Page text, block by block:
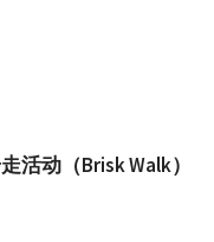
活动（Brisk Walk）